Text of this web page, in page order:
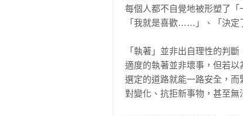
每個人都不自覺地被形塑了
「我就是喜歡……」、「決定
「執著」並非出自理性的判
適度的執著並非壞事，但若
選定的道路就能一路安全，
對變化、抗拒新事物，甚至無